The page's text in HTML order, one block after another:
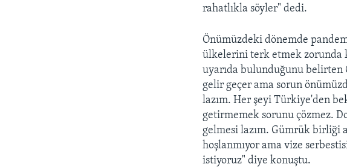
rahatlıkla söyler" dedi.
Önümüzdeki dönemde
ülkelerini terk etmek zorunda
uyarıda bulunduğunu belirten
gelir geçer ama sorun
lazım. Her şeyi Türkiye'den
getirmemek sorunu çözmez.
gelmesi lazım. Gümrük birliği
hoşlanmıyor ama vize
istiyoruz" diye konuştu.